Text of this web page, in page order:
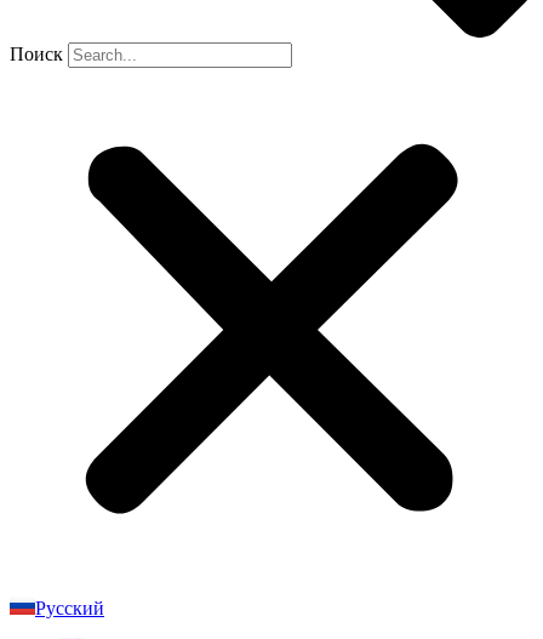
Поиск
Русский